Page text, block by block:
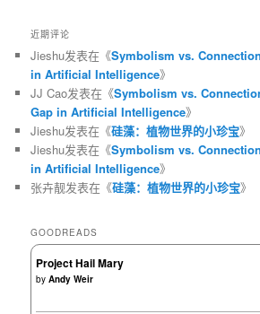
近期评论
Jieshu发表在《Symbolism vs.
in Artificial Intelligence》
JJ Cao发表在《Symbolism vs.
Gap in Artificial Intelligence》
Jieshu发表在《硅藻：植物世界的小珍宝》
Jieshu发表在《Symbolism vs.
in Artificial Intelligence》
张卉靓发表在《硅藻：植物世界的小珍宝》
GOODREADS
Project Hail Mary
byAndy Weir